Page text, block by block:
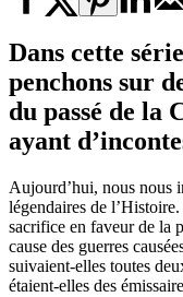
Dans cette
penchons sur
du passé de la
ayant
Aujourd’hui, nous nous
légendaires de
sacrifice en faveur de la
cause des guerres
suivaient-elles toutes
étaient-elles des